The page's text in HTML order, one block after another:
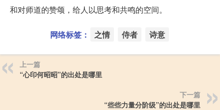
和对师道的赞颂，给人以思考和共鸣的空间。
网络标签： 之情 侍者 诗意
上一篇
“心印何昭昭”的出处是哪里
下一篇
“些些力量分阶级”的出处是哪里